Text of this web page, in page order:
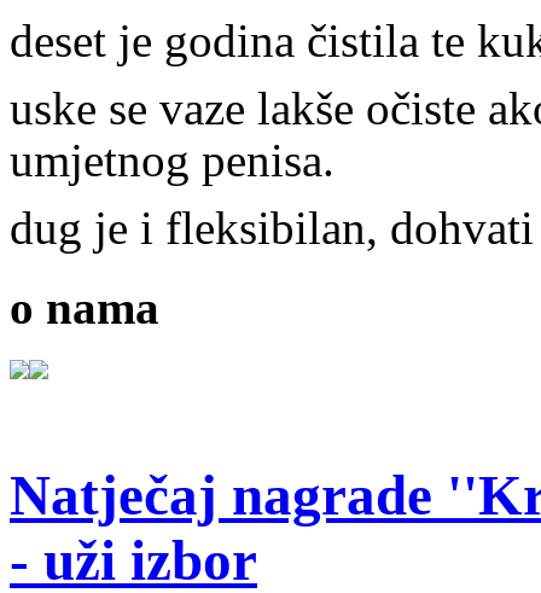
deset je godina čistila te
uske se vaze lakše očiste
umjetnog penisa.
dug je i fleksibilan,
o nama
Natječaj nagrade
- uži izbor